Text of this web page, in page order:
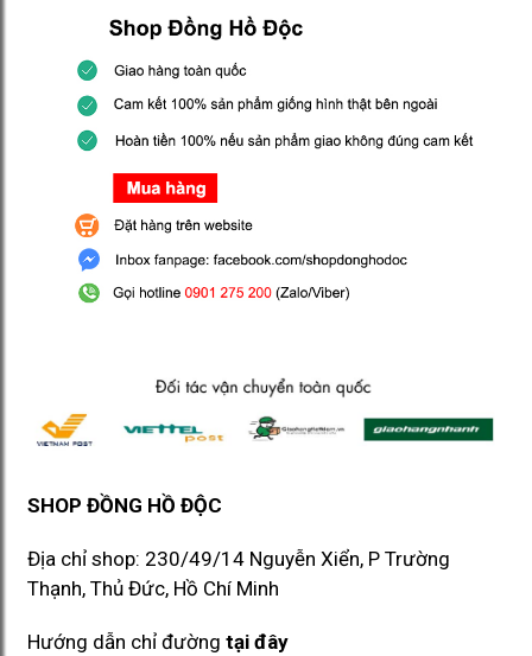
SHOP ĐỒNG HỒ ĐỘC
Địa chỉ shop: 230/49/14 Nguyễn Xiển, P Trường
Thạnh, Thủ Đức, Hồ Chí Minh​​
Hướng dẫn chỉ đường tại đây